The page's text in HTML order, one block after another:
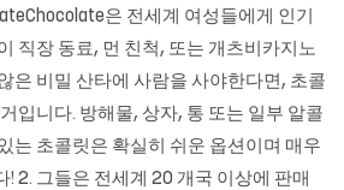
은 전세계 여성들에게 인기
직장 동료, 먼 친척, 또는 개츠비카지노
은 비밀 산타에 사람을 사야한다면, 초콜
입니다. 방해물, 상자, 통 또는 일부 알콜
는 초콜릿은 확실히 쉬운 옵션이며 매우
! 2. 그들은 전세계 20 개국 이상에 판매